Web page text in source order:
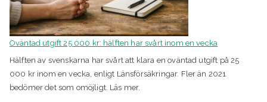
Oväntad utgift 25 000 kr: hälften har svårt inom en vecka
Hälften av svenskarna har svårt att klara en oväntad utgift på 25
000 kr inom en vecka, enligt Länsförsäkringar. Fler än 2021
bedömer det som omöjligt. Läs mer.